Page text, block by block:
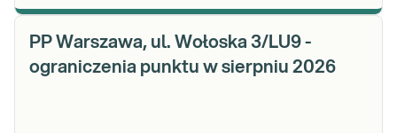
PP Warszawa, ul. Wołoska 3/LU9 -
ograniczenia punktu w sierpniu 2026